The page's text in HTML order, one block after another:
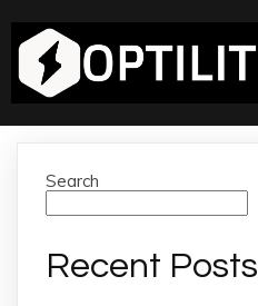
Search
Recent Posts